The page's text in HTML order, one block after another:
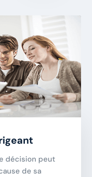
décision peut
de sa